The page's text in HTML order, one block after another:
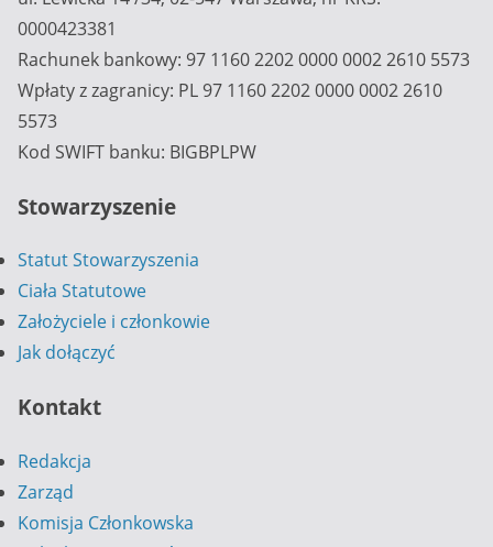
0000423381
Rachunek bankowy: 97 1160 2202 0000 0002 2610 5573
Wpłaty z zagranicy: PL 97 1160 2202 0000 0002 2610
5573
Kod SWIFT banku: BIGBPLPW
Stowarzyszenie
Statut Stowarzyszenia
Ciała Statutowe
Założyciele i członkowie
Jak dołączyć
Kontakt
Redakcja
Zarząd
Komisja Członkowska